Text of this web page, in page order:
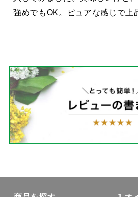
強めでもOK。ピュアな感じで上